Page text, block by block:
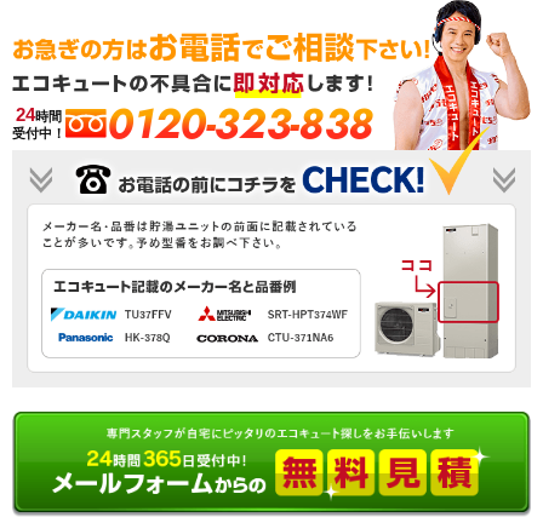
24時間
受付中！
0120-323-838